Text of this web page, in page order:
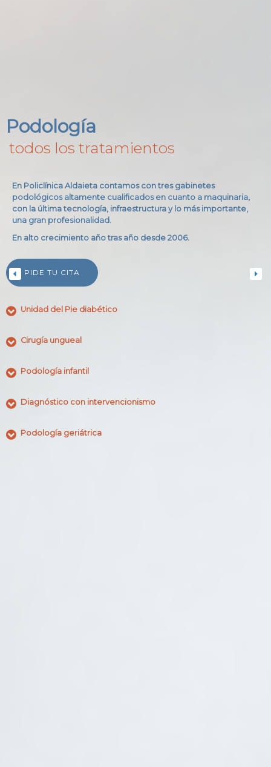
Podología
todos los tratamientos
En Policlínica Aldaieta contamos con tres gabinetes
podológicos altamente cualificados en cuanto a maquinaria,
con la última tecnología, infraestructura y lo más importante,
una gran profesionalidad.
En alto crecimiento año tras año desde 2006.
PIDE TU CITA
Unidad del Pie diabético
Cirugía ungueal
Podología infantil
Diagnóstico con intervencionismo
Podología geriátrica